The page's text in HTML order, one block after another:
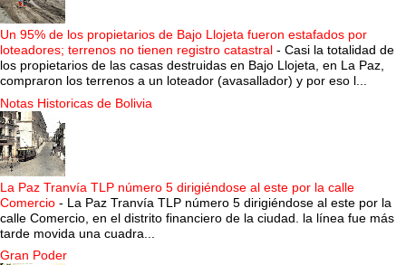
Un 95% de los propietarios de Bajo Llojeta fueron estafados por
loteadores; terrenos no tienen registro catastral - Casi la totalidad de
los propietarios de las casas destruidas en Bajo Llojeta, en La Paz,
compraron los terrenos a un loteador (avasallador) y por eso l...
Notas Historicas de Bolivia
La Paz Tranvía TLP número 5 dirigiéndose al este por la calle
Comercio - La Paz Tranvía TLP número 5 dirigiéndose al este por la
calle Comercio, en el distrito financiero de la ciudad. la línea fue más
tarde movida una cuadra...
Gran Poder